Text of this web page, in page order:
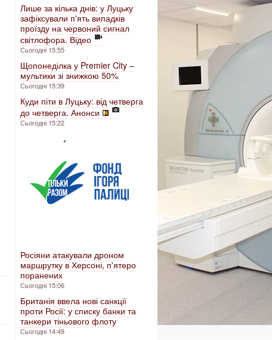
Лише за кілька днів: у Луцьку
зафіксували п'ять випадків
проїзду на червоний сигнал
світлофора. Відео
Сьогодні 15:55
Щопонеділка у Premier City –
мультики зі знижкою 50%
Сьогодні 15:39
Куди піти в Луцьку: від четверга
до четверга. Анонси
Сьогодні 15:22
Росіяни атакували дроном
маршрутку в Херсоні, п'ятеро
поранених
Сьогодні 15:06
Британія ввела нові санкції
проти Росії: у списку банки та
танкери тіньового флоту
Сьогодні 14:49